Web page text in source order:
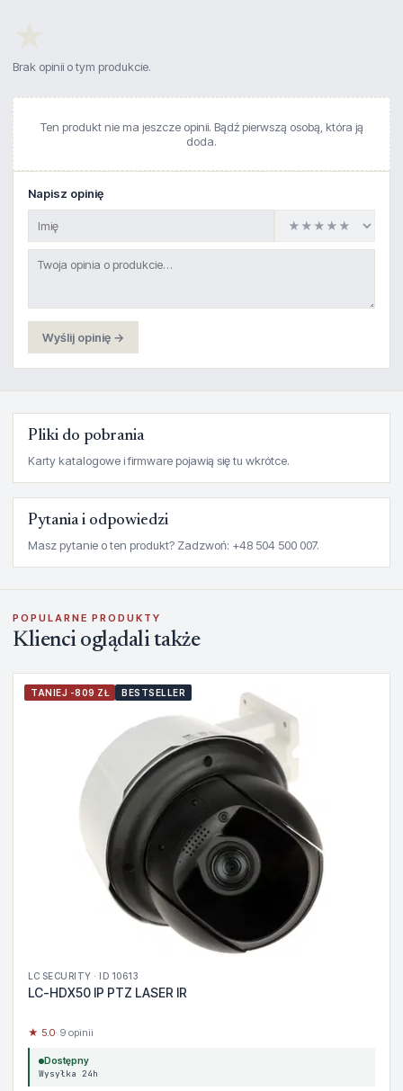
Brak opinii o tym produkcie.
Ten produkt nie ma jeszcze opinii. Bądź pierwszą osobą, która ją
doda.
Napisz opinię
Wyślij opinię →
Pliki do pobrania
Karty katalogowe i firmware pojawią się tu wkrótce.
Pytania i odpowiedzi
Masz pytanie o ten produkt? Zadzwoń: +48 504 500 007.
POPULARNE PRODUKTY
Klienci oglądali także
TANIEJ -809 ZŁ BESTSELLER
LC SECURITY · ID 10613
LC-HDX50 IP PTZ LASER IR
★ 5.0· 9 opinii
Dostępny
Wysyłka 24h